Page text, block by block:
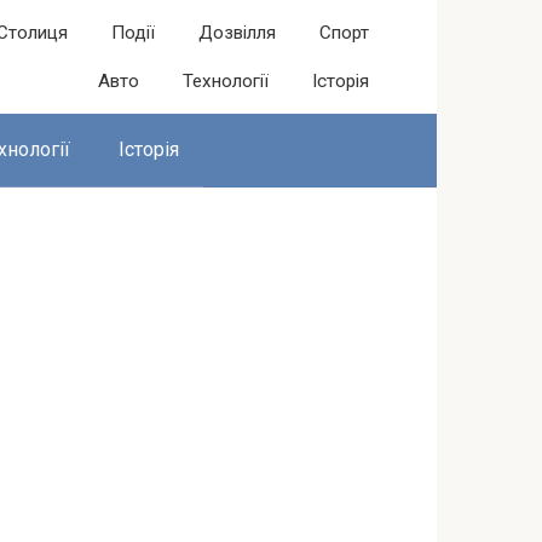
Події Дозвілля Спорт
Авто Технології Історія
Історія